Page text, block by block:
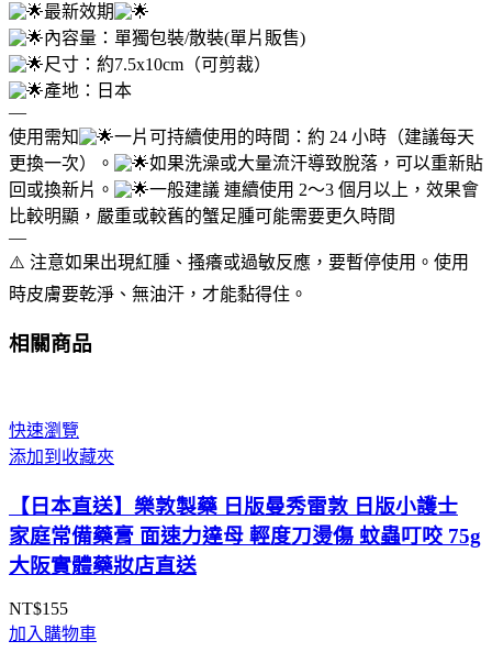
貼
(單
片
販
數
量
最新效期
內容量：單獨包裝/散裝(單片販售)
尺寸：約7.5x10cm（可剪裁）
產地：日本
—
使用需知
一片可持續使用的時間：約 24 小時（建議每天
更換一次）。
如果洗澡或大量流汗導致脫落，可以重新貼
回或換新片。
一般建議 連續使用 2～3 個月以上，效果會
比較明顯，嚴重或較舊的蟹足腫可能需要更久時間
—
⚠️ 注意如果出現紅腫、搔癢或過敏反應，要暫停使用。使用
時皮膚要乾淨、無油汗，才能黏得住。
相關商品
快速瀏覽
添加到收藏夾
【日本直送】樂敦製藥 日版曼秀雷敦 日版小護士
家庭常備藥膏 面速力達母 輕度刀燙傷 蚊蟲叮咬 75g
大阪實體藥妝店直送
NT$155
加入購物車